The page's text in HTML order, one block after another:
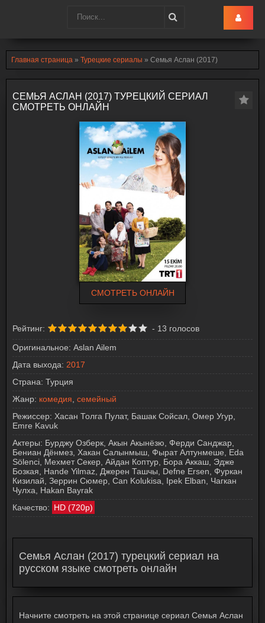
Главная страница » Турецкие сериалы » Семья Аслан (2017)
СЕМЬЯ АСЛАН (2017) ТУРЕЦКИЙ СЕРИАЛ
СМОТРЕТЬ ОНЛАЙН
СМОТРЕТЬ ОНЛАЙН
Рейтинг: - 13 голосов
Оригинальное: Aslan Ailem
Дата выхода: 2017
Страна: Турция
Жанр: комедия семейный
Режиссер: Хасан Толга Пулат, Башак Сойсал, Омер Угур,
Emre Kavuk
Актеры: Бурджу Озберк, Акын Акынёзю, Ферди Санджар,
Бениан Дёнмез, Хакан Салынмыш, Фырат Алтунмеше, Eda
Sölenci, Мехмет Секер, Айдан Коптур, Бора Аккаш, Эдже
Бозкая, Hande Yilmaz, Джерен Ташчы, Defne Ersen, Фуркан
Кизилай, Зеррин Сюмер, Can Kolukisa, Ipek Elban, Чагкан
Чулха, Hakan Bayrak
Качество: HD (720p)
Семья Аслан (2017) турецкий сериал на
русском языке смотреть онлайн
Начните смотреть на этой странице сериал Семья Аслан
Turk-Ru.lol